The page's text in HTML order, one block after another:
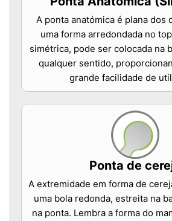
A ponta anatómica é plana dos
uma forma arredondada no
simétrica, pode ser colocada na
qualquer sentido,
grande facilidade de
Ponta de
A extremidade em forma de
uma bola redonda, estreita na
na ponta. Lembra a forma do